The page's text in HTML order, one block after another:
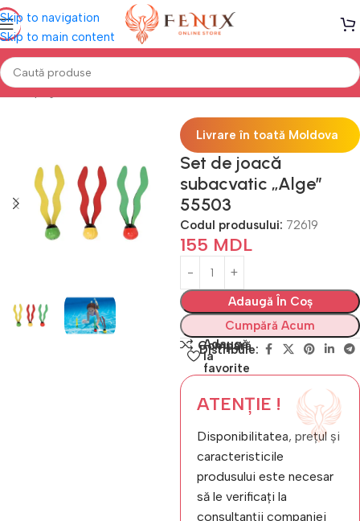
Skip to navigation
Skip to main content
Prima pagină PISCINE Accesorii înot
Livrare în toată Moldova
Set de joacă
subacvatic „Alge”
55503
Codul produsului: 72619
155 MDL
Adaugă În Coș
Cumpără Acum
Compară
Adaugă
la
favorite
Distribuie:
ATENȚIE !
Disponibilitatea, prețul și
caracteristicile
produsului este necesar
să le verificați la
consultanții companiei